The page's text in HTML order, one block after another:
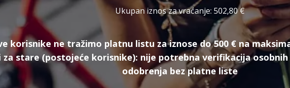
Ukupan iznos za vraćanje: 502,80 €
korisnike ne tražimo platnu listu za iznose do 500 € na
za stare (postojeće korisnike): nije potrebna verifikacija
odobrenja bez platne liste